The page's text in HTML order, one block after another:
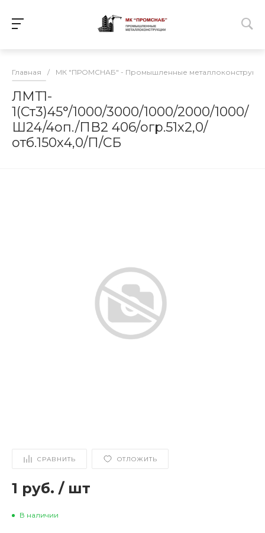
Главная / МК "ПРОМСНАБ" - Промышленные
ЛМТ1-
1(Ст3)45°/1000/3000/1000/2000/1000/
Ш24/4оп./ПВ2 406/огр.51х2,0/
отб.150х4,0/П/СБ
СРАВНИТЬ ОТЛОЖИТЬ
1 руб. / шт
В наличии